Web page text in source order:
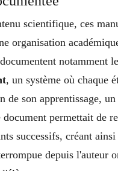
scientifique, ces
organisation
notamment
, un système où chaque
de son apprentissage,
permettait de
successifs, créant ainsi
depuis l'auteur